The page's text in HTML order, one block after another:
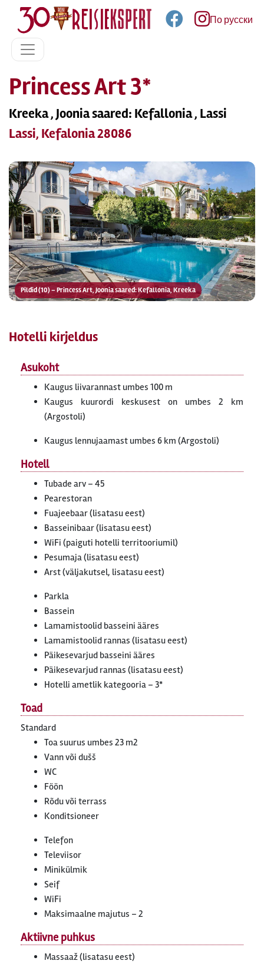
По русски
Princess Art 3*
Kreeka , Joonia saared: Kefallonia , Lassi
Lassi, Kefalonia 28086
Pildid (10) – Princess Art, Joonia saared: Kefallonia, Kreeka
Hotelli kirjeldus
Asukoht
Kaugus liivarannast umbes 100 m
Kaugus kuurordi keskusest on umbes 2 km
(Argostoli)
Kaugus lennujaamast umbes 6 km (Argostoli)
Hotell
Tubade arv – 45
Pearestoran
Fuajeebaar (lisatasu eest)
Basseinibaar (lisatasu eest)
WiFi (paiguti hotelli territooriumil)
Pesumaja (lisatasu eest)
Arst (väljakutsel, lisatasu eest)
Parkla
Bassein
Lamamistoolid basseini ääres
Lamamistoolid rannas (lisatasu eest)
Päikesevarjud basseini ääres
Päikesevarjud rannas (lisatasu eest)
Hotelli ametlik kategooria – 3*
Toad
Standard
Toa suurus umbes 23 m2
Vann või dušš
WC
Föön
Rõdu või terrass
Konditsioneer
Telefon
Televiisor
Minikülmik
Seif
WiFi
Maksimaalne majutus – 2
Aktiivne puhkus
Massaaž (lisatasu eest)